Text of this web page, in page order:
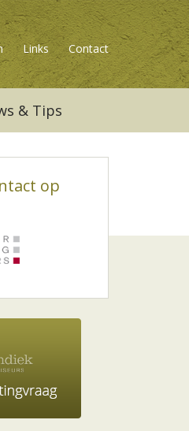
Links Contact
& Tips
op